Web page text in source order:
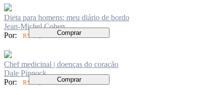
Dieta para homens: meu diário de bordo
Jean-Michel Cohen
Por:
R$ 70,00 Comprar
Chef medicinal | doenças do coração
Dale Pinnock
Por:
R$ 83,00 Comprar